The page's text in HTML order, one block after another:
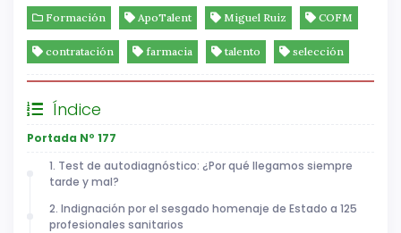
Formación ApoTalent Miguel Ruiz COFM
contratación farmacia talento selección
Índice
Portada Nº 177
1. Test de autodiagnóstico: ¿Por qué llegamos siempre
tarde y mal?
2. Indignación por el sesgado homenaje de Estado a 125
profesionales sanitarios